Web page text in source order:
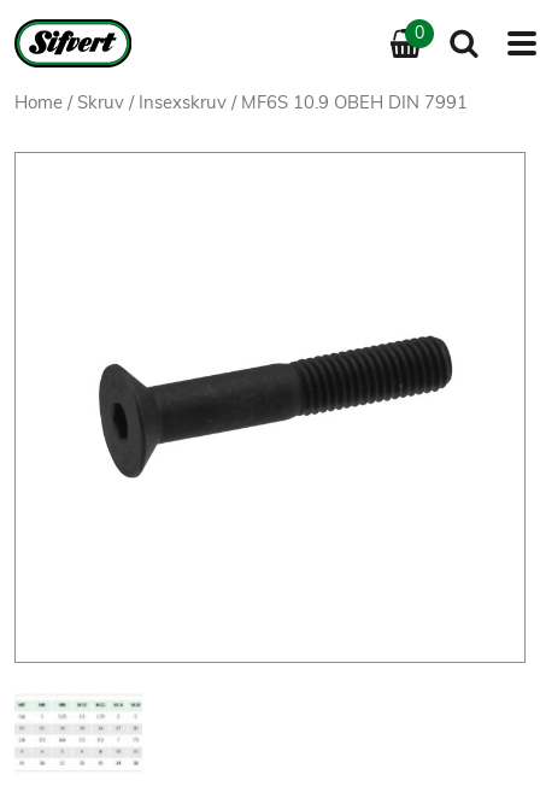
0
Home / Skruv / Insexskruv / MF6S 10.9 OBEH DIN 7991